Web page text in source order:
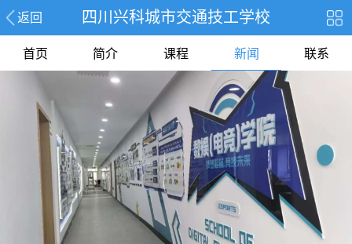
返回 四川兴科城市交通技工学校
首页 简介 课程 新闻 联系